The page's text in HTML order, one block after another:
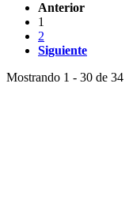
Anterior
1
2
Siguiente
Mostrando 1 - 30 de 34